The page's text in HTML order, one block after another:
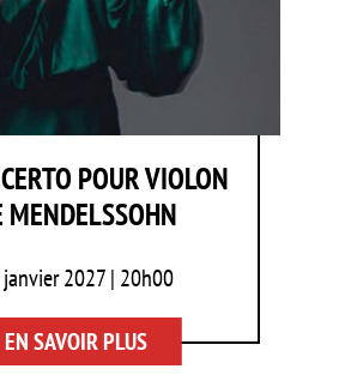
POUR VIOLON
MENDELSSOHN
2027 | 20h00
EN SAVOIR PLUS